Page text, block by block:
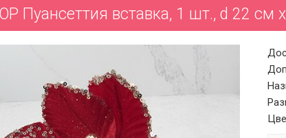
Пуансеттия вставка, 1 шт., d 22 см